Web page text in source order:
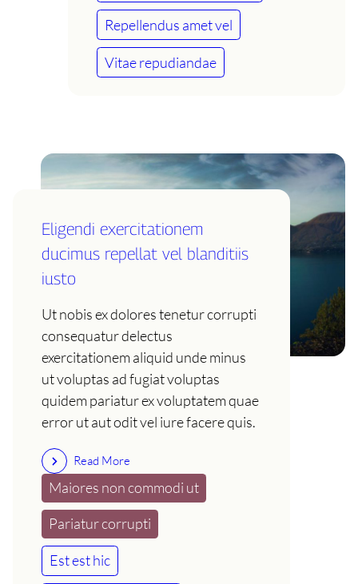
Repellendus amet vel
Vitae repudiandae
Eligendi exercitationem
ducimus repellat vel blanditiis
iusto
Ut nobis ex dolores tenetur corrupti
consequatur delectus
exercitationem aliquid unde minus
ut voluptas ad fugiat voluptas
quidem pariatur ex voluptatem quae
error ut aut odit vel iure facere quis.
Read More
Maiores non commodi ut
Pariatur corrupti
Est est hic